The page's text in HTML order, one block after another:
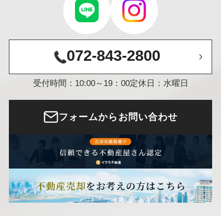
072-843-2800
受付時間：10:00～19：00定休日：水曜日
フォームからお問い合わせ